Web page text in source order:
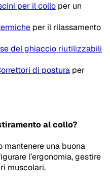
per il collo per un
per il rilassamento
del ghiaccio riutilizzabili
di postura per
al collo?
mantenere una buona
l’ergonomia, gestire
muscolari.